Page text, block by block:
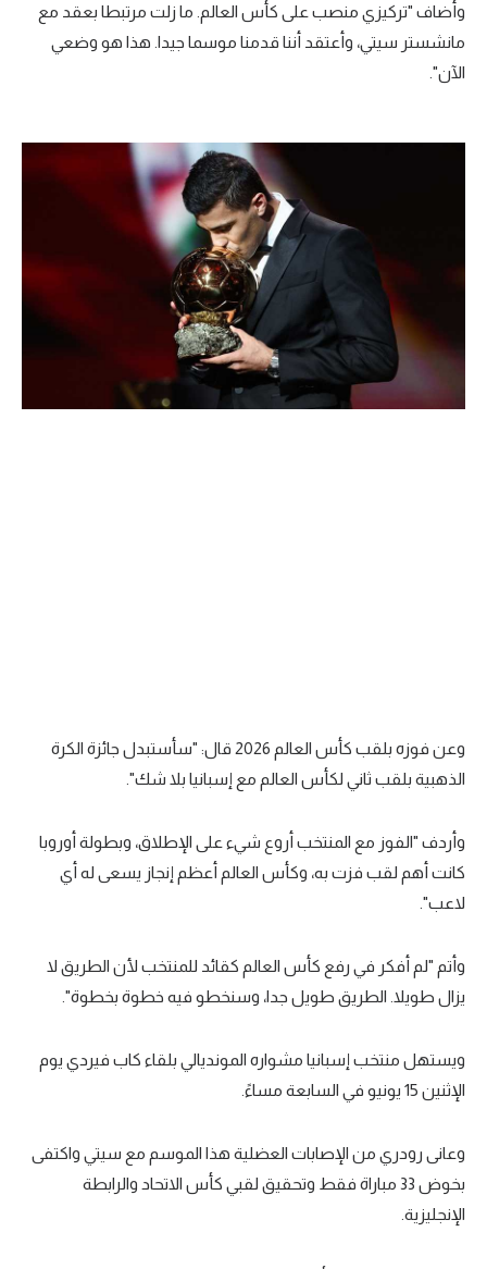
وأضاف "تركيزي منصب على كأس العالم. ما زلت مرتبطا بعقد مع
مانشستر سيتي، وأعتقد أننا قدمنا ​​موسما جيدا. هذا هو وضعي
الآن".
وعن فوزه بلقب كأس العالم 2026 قال: "سأستبدل جائزة الكرة
الذهبية بلقب ثاني لكأس العالم مع إسبانيا بلا شك".
وأردف "الفوز مع المنتخب أروع شيء على الإطلاق، وبطولة أوروبا
كانت أهم لقب فزت به، وكأس العالم أعظم إنجاز يسعى له أي
لاعب".
وأتم "لم أفكر في رفع كأس العالم كقائد للمنتخب لأن الطريق لا
يزال طويلا. الطريق طويل جدا، وسنخطو فيه خطوة بخطوة".
ويستهل منتخب إسبانيا مشواره المونديالي بلقاء كاب فيردي يوم
الإثنين 15 يونيو في السابعة مساءً.
وعانى رودري من الإصابات العضلية هذا الموسم مع سيتي واكتفى
بخوض 33 مباراة فقط وتحقيق لقبي كأس الاتحاد والرابطة
الإنجليزية.